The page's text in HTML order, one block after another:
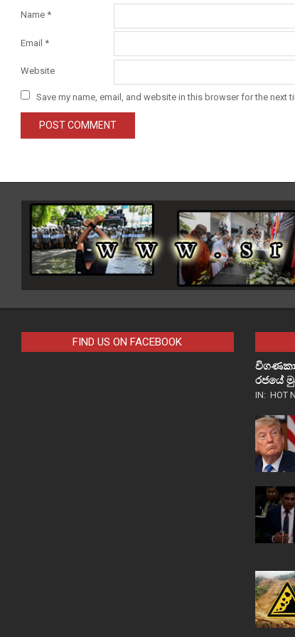
Name *
Email *
Website
Save my name, email, and website in this browser for the next
FIND US ON FACEBOOK
රජයේ
IN: HOT